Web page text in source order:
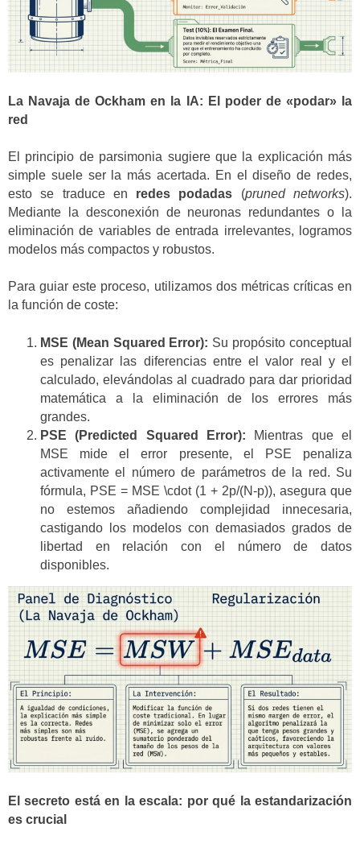
La Navaja de Ockham en la IA: El poder de «podar» la
red
El principio de parsimonia sugiere que la explicación más
simple suele ser la más acertada. En el diseño de redes,
esto se traduce en redes podadas (pruned networks).
Mediante la desconexión de neuronas redundantes o la
eliminación de variables de entrada irrelevantes, logramos
modelos más compactos y robustos.
Para guiar este proceso, utilizamos dos métricas críticas en
la función de coste:
MSE (Mean Squared Error): Su propósito conceptual
es penalizar las diferencias entre el valor real y el
calculado, elevándolas al cuadrado para dar prioridad
matemática a la eliminación de los errores más
grandes.
PSE (Predicted Squared Error): Mientras que el
MSE mide el error presente, el PSE penaliza
activamente el número de parámetros de la red. Su
fórmula, PSE = MSE \cdot (1 + 2p/(N-p)), asegura que
no estemos añadiendo complejidad innecesaria,
castigando los modelos con demasiados grados de
libertad en relación con el número de datos
disponibles.
El secreto está en la escala: por qué la estandarización
es crucial